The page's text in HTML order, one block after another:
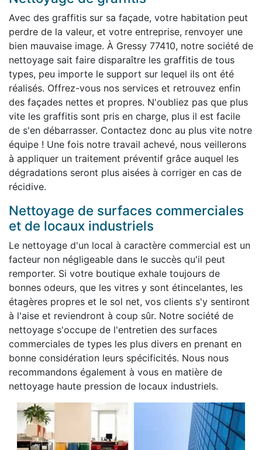
Avec des graffitis sur sa façade, votre habitation peut
perdre de la valeur, et votre entreprise, renvoyer une
bien mauvaise image. À Gressy 77410, notre société de
nettoyage sait faire disparaître les graffitis de tous
types, peu importe le support sur lequel ils ont été
réalisés. Offrez-vous nos services et retrouvez enfin
des façades nettes et propres. N'oubliez pas que plus
vite les graffitis sont pris en charge, plus il est facile
de s'en débarrasser. Contactez donc au plus vite notre
équipe ! Une fois notre travail achevé, nous veillerons
à appliquer un traitement préventif grâce auquel les
dégradations seront plus aisées à corriger en cas de
récidive.
Nettoyage de surfaces commerciales
et de locaux industriels
Le nettoyage d'un local à caractère commercial est un
facteur non négligeable dans le succès qu'il peut
remporter. Si votre boutique exhale toujours de
bonnes odeurs, que les vitres y sont étincelantes, les
étagères propres et le sol net, vos clients s'y sentiront
à l'aise et reviendront à coup sûr. Notre société de
nettoyage s'occupe de l'entretien des surfaces
commerciales de types les plus divers en prenant en
bonne considération leurs spécificités. Nous nous
recommandons également à vous en matière de
nettoyage haute pression de locaux industriels.